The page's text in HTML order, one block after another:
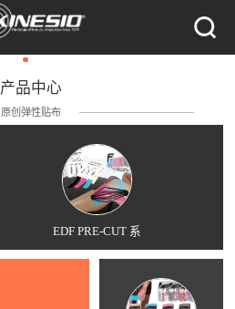
产品中心
原创弹性贴布
EDF PRE-CUT 系